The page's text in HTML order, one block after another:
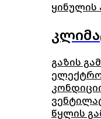
ყინულის
გაზის
წყლის